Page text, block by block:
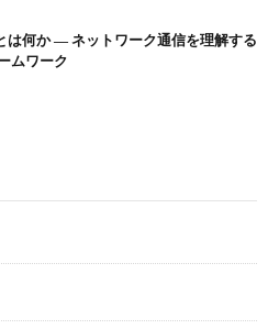
は何か ― ネットワーク通信を理解する
ムワーク